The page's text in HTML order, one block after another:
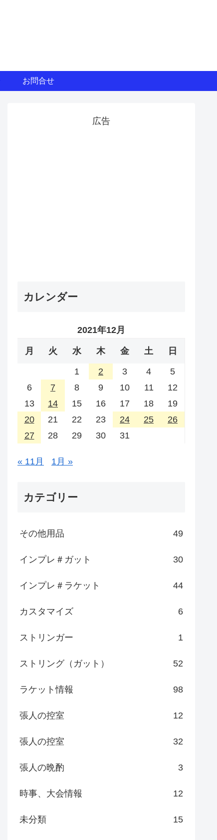
お問合せ
広告
カレンダー
2021年12月
月 火 水 木 金 土 日
1 2 3 4
5
6
7 8 9 10 11
12
13
14 15 16 17 18
19
20
21 22 23 24 25
26
27
28 29 30 31
« 11月 1月 »
カテゴリー
その他用品 49
インプレ＃ガット 30
インプレ＃ラケット 44
カスタマイズ 6
ストリンガー 1
ストリング（ガット） 52
ラケット情報 98
張人の控室 12
張人の控室 32
張人の晩酌 3
時事、大会情報 12
未分類 15